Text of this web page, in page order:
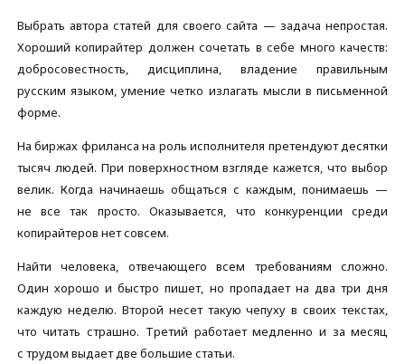
Выбрать автора статей для своего сайта — задача непростая.
Хороший копирайтер должен сочетать в себе много качеств:
добросовестность, дисциплина, владение правильным
русским языком, умение четко излагать мысли в письменной
форме.
На биржах фриланса на роль исполнителя претендуют десятки
тысяч людей. При поверхностном взгляде кажется, что выбор
велик. Когда начинаешь общаться с каждым, понимаешь —
не все так просто. Оказывается, что конкуренции среди
копирайтеров нет совсем.
Найти человека, отвечающего всем требованиям сложно.
Один хорошо и быстро пишет, но пропадает на два три дня
каждую неделю. Второй несет такую чепуху в своих текстах,
что читать страшно. Третий работает медленно и за месяц
с трудом выдает две большие статьи.